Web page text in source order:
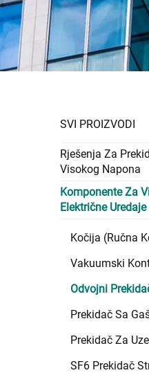
SVI PROIZVODI
Rješenja Za
Visokog Napona
Komponente Za
Električne Uredaje
Kočija (Ručna
Vakuumski
Odvojni
Prekidač Sa
Prekidač Za
SF6 Prekidač